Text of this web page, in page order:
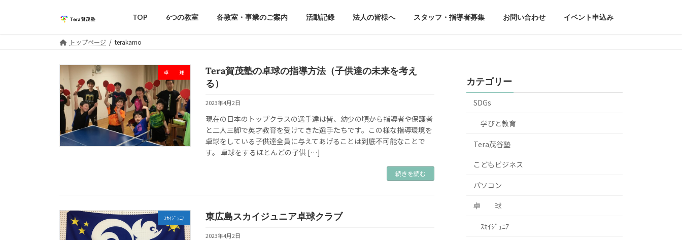
TOP 6つの教室 各教室・事業のご案内 活動記録 法人の皆様へ スタッフ・指導者募集 お問い合わせ イベント申込み
トップページ terakamo
卓 球
Tera賀茂塾の卓球の指導方法（子供達の未来を考え
る）
2023年4月2日
現在の日本のトップクラスの選手達は皆、幼少の頃から指導者や保護者
と二人三脚で英才教育を受けてきた選手たちです。この様な指導環境を
卓球をしている子供達全員に与えてあげることは到底不可能なことで
す。 卓球をするほとんどの子供 […]
続きを読む
ｽｶｲｼﾞｭﾆｱ 東広島スカイジュニア卓球クラブ
2023年4月2日
カテゴリー
SDGs
学びと教育
Tera茂谷塾
こどもビジネス
パソコン
卓 球
ｽｶｲｼﾞｭﾆｱ